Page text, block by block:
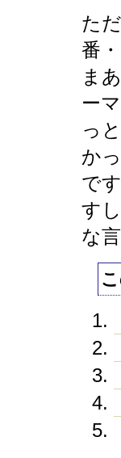
た
番
ま
ー
っ
か
で
す
な